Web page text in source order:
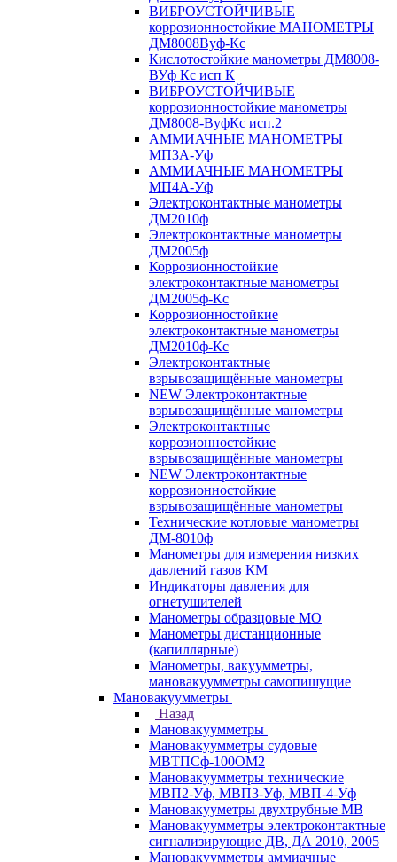
ВИБРОУСТОЙЧИВЫЕ
коррозионностойкие МАНОМЕТРЫ
ДМ8008Вуф-Кс
Кислотостойкие манометры ДМ8008-
ВУф Кс исп К
ВИБРОУСТОЙЧИВЫЕ
коррозионностойкие манометры
ДМ8008-ВуфКс исп.2
АММИАЧНЫЕ МАНОМЕТРЫ
МП3А-Уф
АММИАЧНЫЕ МАНОМЕТРЫ
МП4А-Уф
Электроконтактные манометры
ДМ2010ф
Электроконтактные манометры
ДМ2005ф
Коррозионностойкие
электроконтактные манометры
ДМ2005ф-Кс
Коррозионностойкие
электроконтактные манометры
ДМ2010ф-Кс
Электроконтактные
взрывозащищённые манометры
NEW Электроконтактные
взрывозащищённые манометры
Электроконтактные
коррозионностойкие
взрывозащищённые манометры
NEW Электроконтактные
коррозионностойкие
взрывозащищённые манометры
Технические котловые манометры
ДМ-8010ф
Манометры для измерения низких
давлений газов КМ
Индикаторы давления для
огнетушителей
Манометры образцовые МО
Манометры дистанционные
(капиллярные)
Манометры, вакуумметры,
мановакуумметры самопишущие
Мановакуумметры
Назад
Мановакуумметры
Мановакуумметры судовые
МВТПСф-100ОМ2
Мановакуумметры технические
МВП2-Уф, МВП3-Уф, МВП-4-Уф
Мановакууметры двухтрубные МВ
Мановакуумметры электроконтактные
сигнализирующие ДВ, ДА 2010, 2005
Мановакуумметры аммиачные